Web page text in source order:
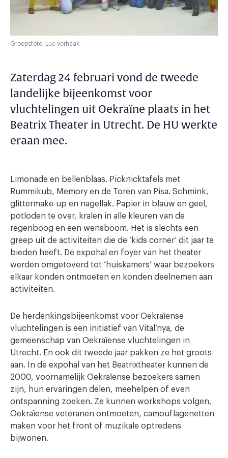
Groepsfoto: Luc verhaak
Zaterdag 24 februari vond de tweede
landelijke bijeenkomst voor
vluchtelingen uit Oekraïne plaats in het
Beatrix Theater in Utrecht. De HU werkte
eraan mee.
Limonade en bellenblaas. Picknicktafels met
Rummikub, Memory en de Toren van Pisa. Schmink,
glittermake-up en nagellak. Papier in blauw en geel,
potloden te over, kralen in alle kleuren van de
regenboog en een wensboom. Het is slechts een
greep uit de activiteiten die de ‘kids corner’ dit jaar te
bieden heeft. De expohal en foyer van het theater
werden omgetoverd tot ‘huiskamers’ waar bezoekers
elkaar konden ontmoeten en konden deelnemen aan
activiteiten.
De herdenkingsbijeenkomst voor Oekraïense
vluchtelingen is een initiatief van Vital’nya, de
gemeenschap van Oekraïense vluchtelingen in
Utrecht. En ook dit tweede jaar pakken ze het groots
aan. In de expohal van het Beatrixtheater kunnen de
2000, voornamelijk Oekraïense bezoekers samen
zijn, hun ervaringen delen, meehelpen of even
ontspanning zoeken. Ze kunnen workshops volgen,
Oekraïense veteranen ontmoeten, camouflagenetten
maken voor het front of muzikale optredens
bijwonen.